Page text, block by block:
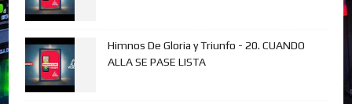
Himnos De Gloria y Triunfo - 20. CUANDO
ALLA SE PASE LISTA